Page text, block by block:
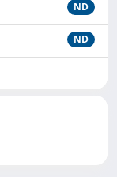
ND
ND